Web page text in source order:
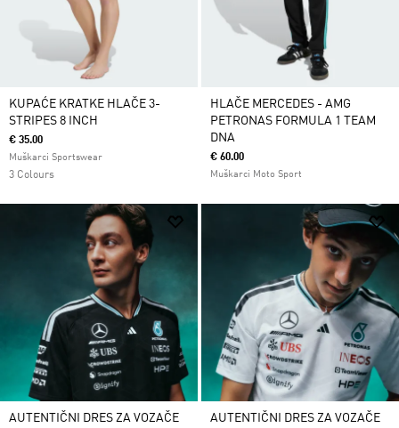
KUPAĆE KRATKE HLAČE 3-
STRIPES 8 INCH
€ 35.00
Muškarci Sportswear
3 Colours
HLAČE MERCEDES - AMG
PETRONAS FORMULA 1 TEAM
DNA
€ 60.00
Muškarci Moto Sport
AUTENTIČNI DRES ZA VOZAČE
AUTENTIČNI DRES ZA VOZAČE